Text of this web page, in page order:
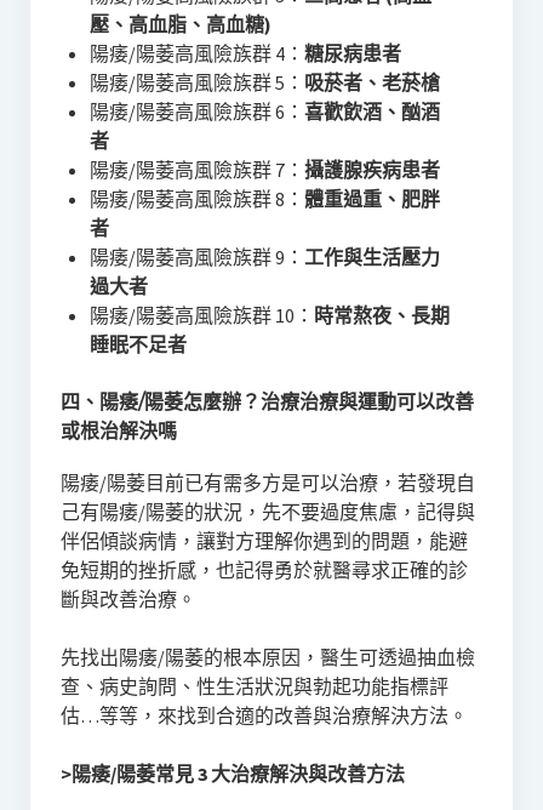
壓、高血脂、高血糖)
陽痿/陽萎高風險族群 4： 糖尿病患者
陽痿/陽萎高風險族群 5： 吸菸者、老菸槍
陽痿/陽萎高風險族群 6： 喜歡飲酒、酗酒
者
陽痿/陽萎高風險族群 7： 攝護腺疾病患者
陽痿/陽萎高風險族群 8： 體重過重、肥胖
者
陽痿/陽萎高風險族群 9： 工作與生活壓力
過大者
陽痿/陽萎高風險族群 10： 時常熬夜、長期
睡眠不足者
四、陽痿/陽萎怎麼辦？治療治療與運動可以改善
或根治解決嗎
陽痿/陽萎目前已有需多方是可以治療，若發現自
己有陽痿/陽萎的狀況，先不要過度焦慮，記得與
伴侶傾談病情，讓對方理解你遇到的問題，能避
免短期的挫折感，也記得勇於就醫尋求正確的診
斷與改善治療。
先找出陽痿/陽萎的根本原因，醫生可透過抽血檢
查、病史詢問、性生活狀況與勃起功能指標評
估…等等，來找到合適的改善與治療解決方法。
>陽痿/陽萎常見 3 大治療解決與改善方法